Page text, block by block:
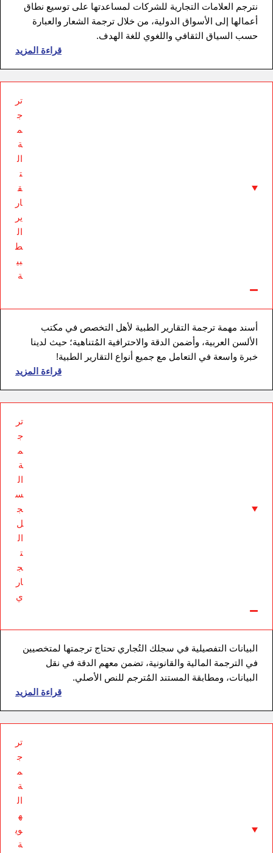
نترجم العلامات التجارية للشركات لمساعدتها على توسيع نطاق
أعمالها إلى الأسواق الدولية، من خلال ترجمة الشعار والعبارة
حسب السياق الثقافي واللغوي للغة الهدف.
قراءة المزيد
تر
ج
م
ة
ال
ت
ق
ار
ير
ال
ط
بي
ة
أسند مهمة ترجمة التقارير الطبية لأهل التخصص في مكتب
الألسن العربية، وأضمن الدقة والاحترافية المُتناهية؛ حيث لدينا
خبرة واسعة في التعامل مع جميع أنواع التقارير الطبية!
قراءة المزيد
تر
ج
م
ة
ال
س
ج
ل
ال
ت
ج
ار
ي
البيانات التفصيلية في سجلك التُجاري تحتاج ترجمتها لمتخصيين
في الترجمة المالية والقانونية، تضمن معهم الدقة في نقل
البيانات، ومطابقة المستند المُترجم للنص الأصلي.
قراءة المزيد
تر
ج
م
ة
ال
ه
وي
ة